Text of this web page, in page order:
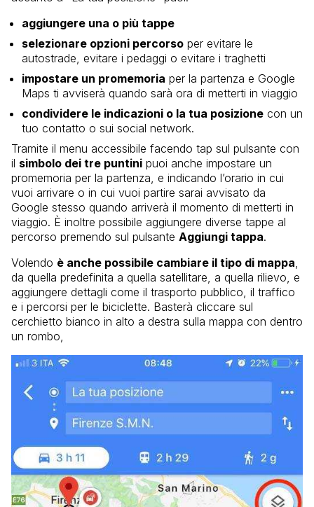
aggiungere una o più tappe
selezionare opzioni percorso per evitare le
autostrade, evitare i pedaggi o evitare i traghetti
impostare un promemoria per la partenza e Google
Maps ti avviserà quando sarà ora di metterti in viaggio
condividere le indicazioni o la tua posizione con un
tuo contatto o sui social network.
Tramite il menu accessibile facendo tap sul pulsante con
il simbolo dei tre puntini puoi anche impostare un
promemoria per la partenza, e indicando l’orario in cui
vuoi arrivare o in cui vuoi partire sarai avvisato da
Google stesso quando arriverà il momento di metterti in
viaggio. È inoltre possibile aggiungere diverse tappe al
percorso premendo sul pulsante Aggiungi tappa.
Volendo è anche possibile cambiare il tipo di mappa
da quella predefinita a quella satellitare, a quella rilievo, e
aggiungere dettagli come il trasporto pubblico, il traffico
e i percorsi per le biciclette. Basterà cliccare sul
cerchietto bianco in alto a destra sulla mappa con dentro
un rombo,